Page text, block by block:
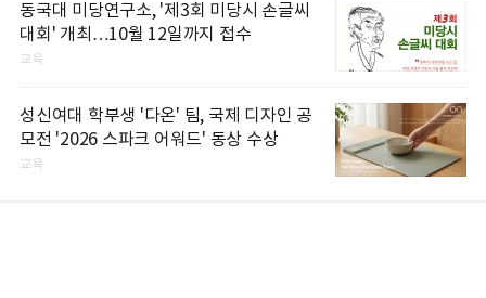
동국대 미당연구소, '제3회 미당시 손글씨
대회' 개최…10월 12일까지 접수
교육
성신여대 학부생 '다온' 팀, 국제 디자인 공
모전 '2026 스파크 어워드' 동상 수상
교육